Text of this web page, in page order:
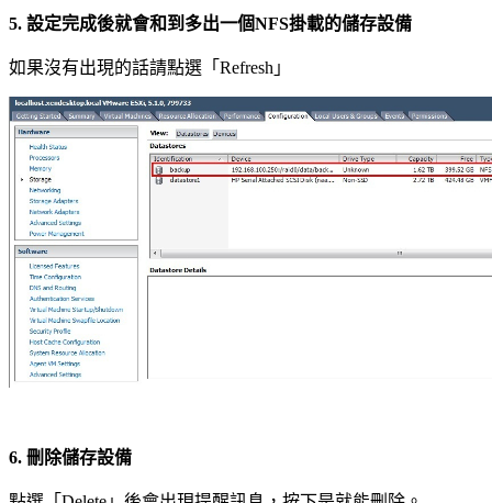
5. 設定完成後就會和到多出一個NFS掛載的儲存設備
如果沒有出現的話請點選「Refresh」
6. 刪除儲存設備